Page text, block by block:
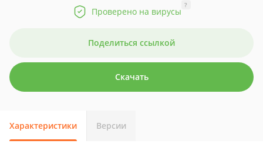
Проверено на вирусы
?
Поделиться ссылкой
Скачать
Характеристики Версии